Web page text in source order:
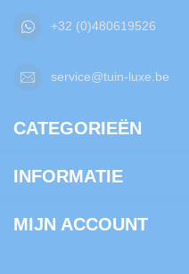
+32 (0)480619526
service@tuin-luxe.be
CATEGORIEËN
INFORMATIE
MIJN ACCOUNT